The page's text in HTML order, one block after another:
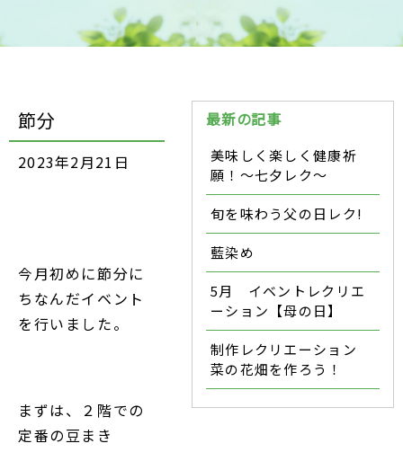
節分
2023年2月21日
今月初めに節分に
ちなんだイベント
を行いました。
まずは、２階での
定番の豆まき
最新の記事
美味しく楽しく健康祈
願！～七夕レク～
旬を味わう父の日レク!
藍染め
5月 イベントレクリエ
ーション【母の日】
制作レクリエーション
菜の花畑を作ろう！